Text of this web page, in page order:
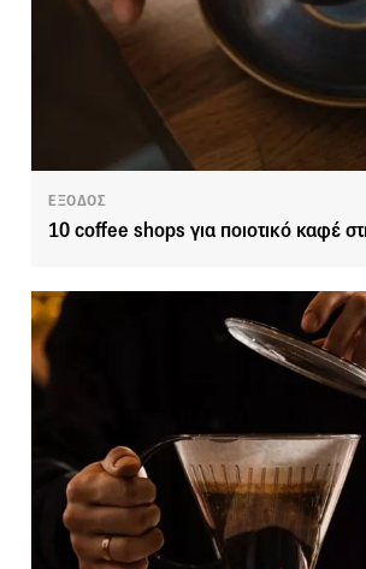
ΕΞΟΔΟΣ
10 coffee shops για ποιοτικό καφέ